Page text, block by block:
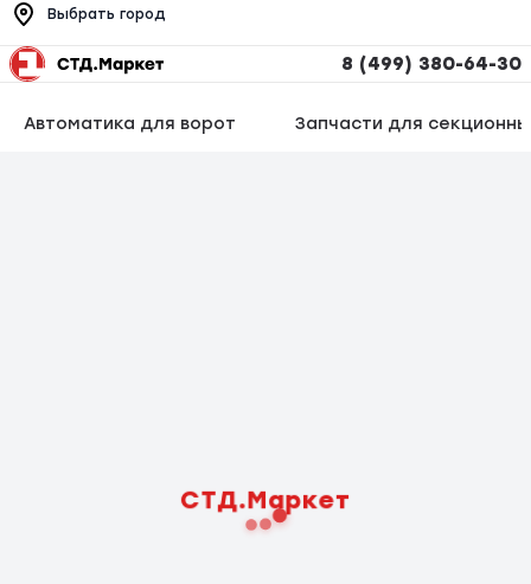
Выбрать город
8 (499) 380-64-30
Автоматика для ворот Запчасти для
СТД.Маркет